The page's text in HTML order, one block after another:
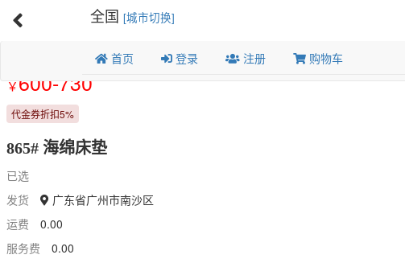
首页 登录 注册 购物车
全国 [城市切换]
Previous
￥600-730
代金券折扣5%
865# 海绵床垫
已选
发货
广东省广州市南沙区
运费
0.00
服务费
0.00